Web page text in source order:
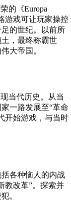
的《Europa
游戏可让玩家操控
的世纪。以前所
，最终称霸世
大帝国。
当代历史。从当
一路发展至“革命
开始游戏，与当时
各种恼人的内战
教改革”。探索并
。